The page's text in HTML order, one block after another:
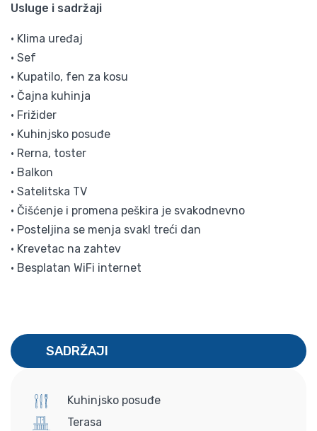
Usluge i sadržaji
• Klima uređaj
• Sef
• Kupatilo, fen za kosu
• Čajna kuhinja
• Frižider
• Kuhinjsko posuđe
• Rerna, toster
• Balkon
• Satelitska TV
• Čišćenje i promena peškira je svakodnevno
• Posteljina se menja svakI treći dan
• Krevetac na zahtev
• Besplatan WiFi internet
SADRŽAJI
Kuhinjsko posuđe
Terasa